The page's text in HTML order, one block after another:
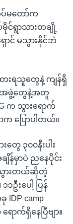
မတော်က
င်ရွာသားတချို့
ာင် မသွားနိုင်ဘဲ
ားရသူတွေနဲ့ ကျန်ရှိ
အဖွဲ့တွေနဲ့အတူ
က သွားရောက်
ပြောပါတယ်။
ေ ၃၀၀နီးပါး
န်မှာပဲ ညနေပိုင်း
သွားတယ်ဆိုတဲ့
ဦးပေါ့ ပြန်
camp
ောက်ရှိနေပြီဗျာ။